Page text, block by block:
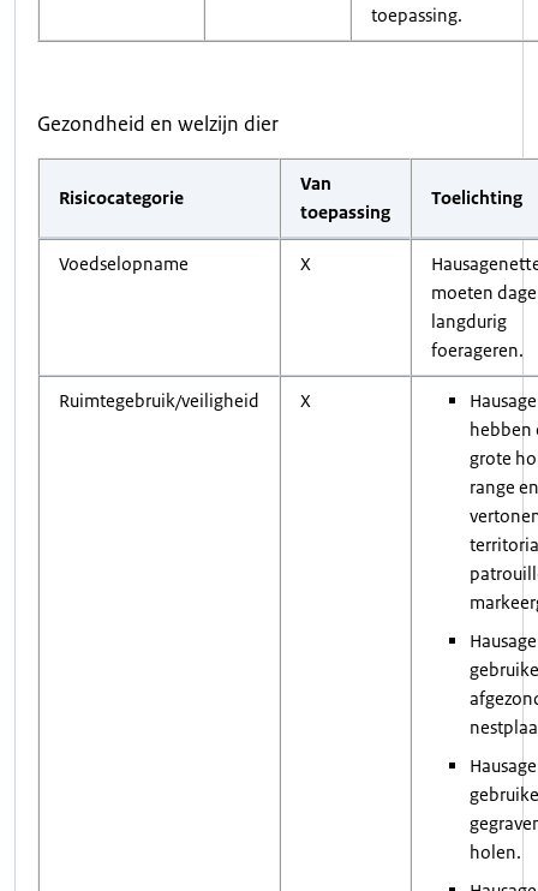
toepassing.
Gezondheid en welzijn dier
Risicocategorie
Van
toepassing
Toelichting
Voedselopname X
moeten
langdurig
foerageren.
Ruimtegebruik/veiligheid X
hebben
grote
range en
holen.